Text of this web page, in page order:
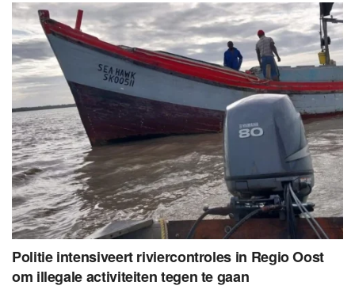
Politie intensiveert riviercontroles in Regio Oost
om illegale activiteiten tegen te gaan